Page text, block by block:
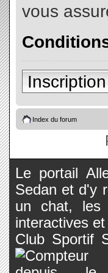
vous
Inscription
Index du forum
Le portail
Sedan et d'y
un chat, les
interactives
Club Sportif